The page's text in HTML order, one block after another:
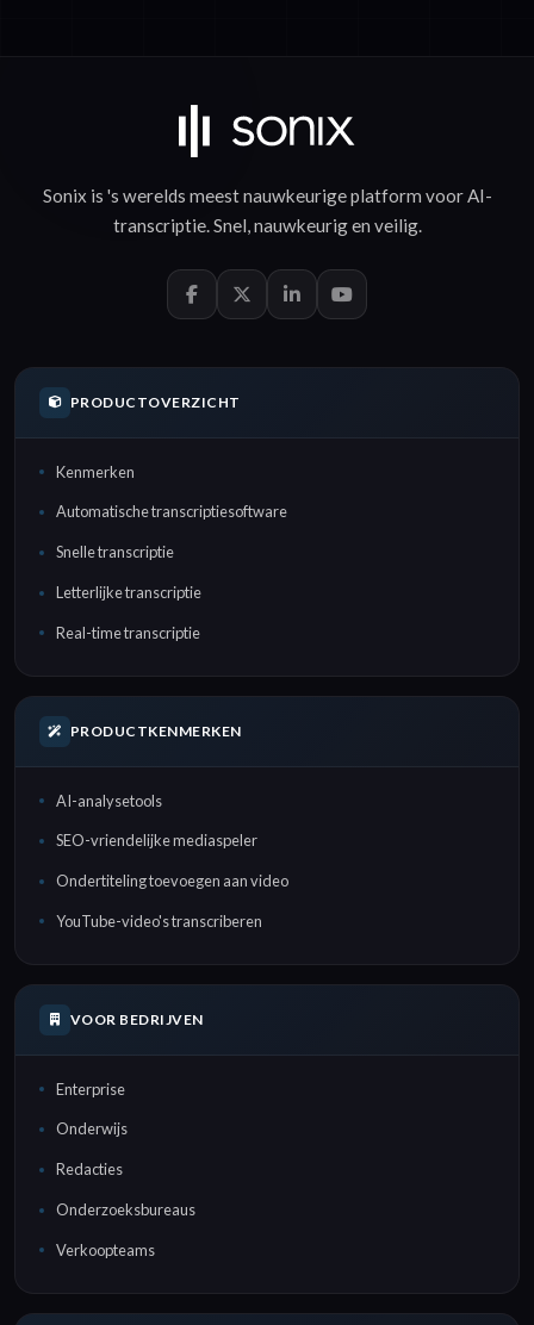
Sonix is 's werelds meest nauwkeurige platform voorAI-
transcriptie.Snel,nauwkeurigen veilig.
PRODUCTOVERZICHT
Kenmerken
Automatische transcriptiesoftware
Snelle transcriptie
Letterlijke transcriptie
Real-time transcriptie
PRODUCTKENMERKEN
AI-analysetools
SEO-vriendelijke mediaspeler
Ondertiteling toevoegen aan video
YouTube-video's transcriberen
VOOR BEDRIJVEN
Enterprise
Onderwijs
Redacties
Onderzoeksbureaus
Verkoopteams